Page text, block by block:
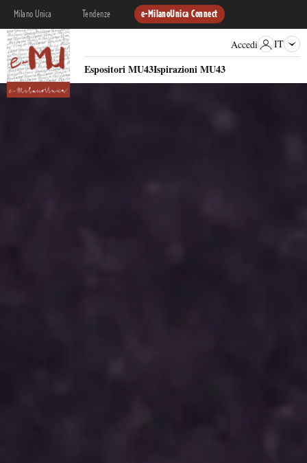
Milano Unica Tendenze e-MilanoUnica Connect
Espositori MU43Ispirazioni MU43
Accedi IT